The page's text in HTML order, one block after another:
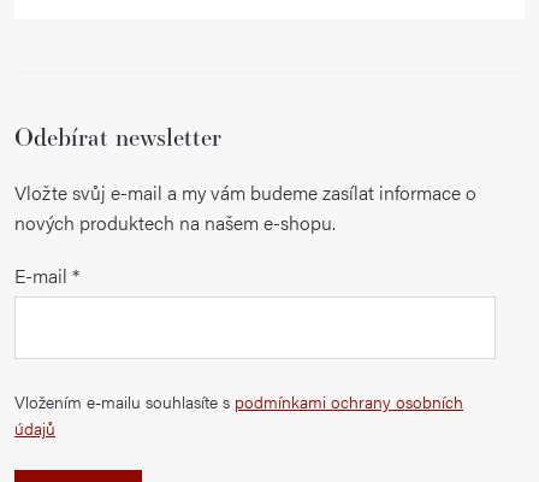
Odebírat newsletter
Vložte svůj e-mail a my vám budeme zasílat informace o
nových produktech na našem e-shopu.
E-mail
Vložením e-mailu souhlasíte s podmínkami ochrany osobních
údajů